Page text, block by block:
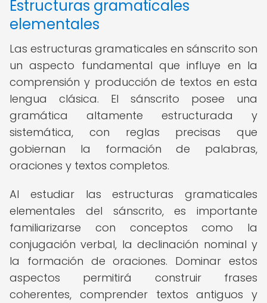
Estructuras gramaticales
elementales
Las estructuras gramaticales en sánscrito son
un aspecto fundamental que influye en la
comprensión y producción de textos en esta
lengua clásica. El sánscrito posee una
gramática altamente estructurada y
sistemática, con reglas precisas que
gobiernan la formación de palabras,
oraciones y textos completos.
Al estudiar las estructuras gramaticales
elementales del sánscrito, es importante
familiarizarse con conceptos como la
conjugación verbal, la declinación nominal y
la formación de oraciones. Dominar estos
aspectos permitirá construir frases
coherentes, comprender textos antiguos y